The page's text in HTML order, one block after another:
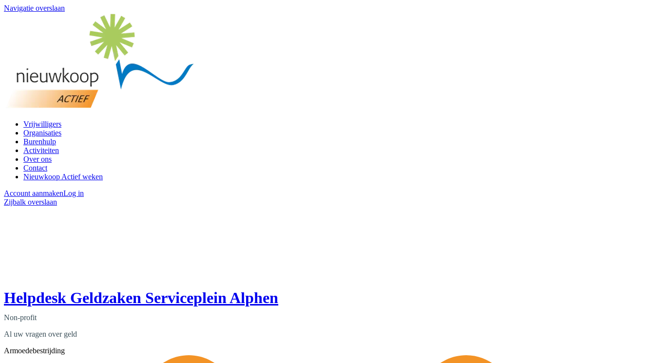
Navigatie overslaan
Vrijwilligers
Organisaties
Burenhulp
Activiteiten
Over ons
Contact
Nieuwkoop Actief weken
Account aanmakenLog in
Zijbalk overslaan
Helpdesk Geldzaken Serviceplein Alphen
Non-profit
Al uw vragen over geld
Armoedebestrijding